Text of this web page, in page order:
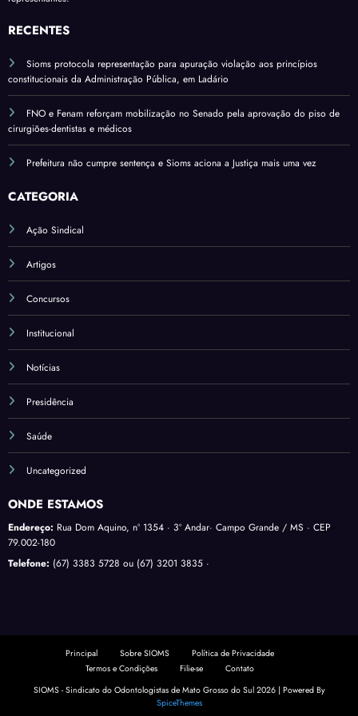
salári
o
base
do*
RECENTES
Sioms protocola representação para apuração violação aos princípios
constitucionais da Administração Pública, em Ladário
FNO e Fenam reforçam mobilização no Senado pela aprovação do piso de
cirurgiões-dentistas e médicos
Prefeitura não cumpre sentença e Sioms aciona a Justiça mais uma vez
CATEGORIA
Ação Sindical
Artigos
Concursos
Institucional
Notícias
Presidência
Saúde
Uncategorized
ONDE ESTAMOS
Endereço: Rua Dom Aquino, nº 1354 · 3º Andar· Campo Grande / MS · CEP
79.002-180
Telefone: (67) 3383 5728 ou (67) 3201 3835 ·
Principal Sobre SIOMS
Política de Privacidade
Termos e Condições
Filie-se
Contato
SIOMS - Sindicato do Odontologistas de Mato Grosso do Sul 2026 | Powered By
SpiceThemes